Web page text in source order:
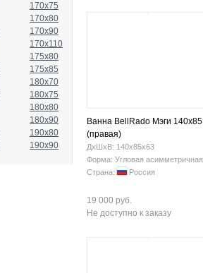
170x75
170x80
170x90
170x110
175x80
175x85
180x70
180x75
180x80
180x90
190x80
190x90
Ванна BellRado Мэги 140х85
(правая)
ДхШхВ: 140х85х63
Форма: Угловая асимметричная
Страна:
Россия
19 000 руб.
Не доступно к заказу